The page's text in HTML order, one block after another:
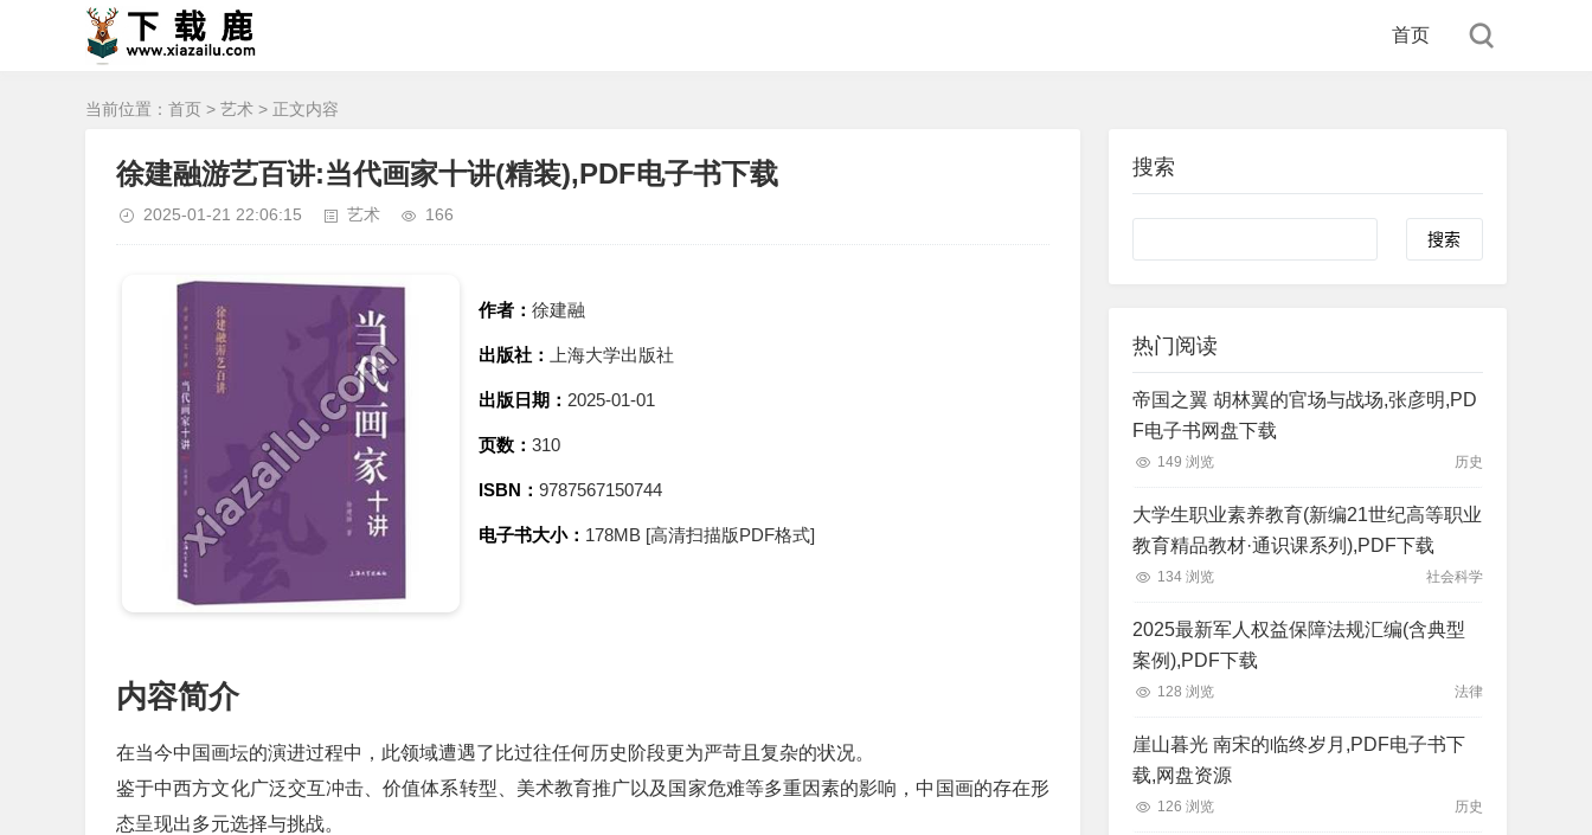
首页
当前位置： 首页 > 艺术 > 正文内容
徐建融游艺百讲:当代画家十讲(精装),PDF电子书下载
2025-01-21 22:06:15 艺术 166
作者： 徐建融
出版社： 上海大学出版社
出版日期： 2025-01-01
页数： 310
ISBN： 9787567150744
电子书大小： 178MB [高清扫描版PDF格式]
内容简介
在当今中国画坛的演进过程中，此领域遭遇了比过往任何历史阶段更为严苛且复杂的状况。
鉴于中西方文化广泛交互冲击、价值体系转型、美术教育推广以及国家危难等多重因素的影响，中国画的存在形
态呈现出多元选择与挑战。
搜索
Search
热门阅读
帝国之翼 胡林翼的官场与战场,张彦明,PD
F电子书网盘下载
149 浏览 历史
大学生职业素养教育(新编21世纪高等职业
教育精品教材·通识课系列),PDF下载
134 浏览 社会科学
2025最新军人权益保障法规汇编(含典型
案例),PDF下载
128 浏览 法律
崖山暮光 南宋的临终岁月,PDF电子书下
载,网盘资源
126 浏览 历史